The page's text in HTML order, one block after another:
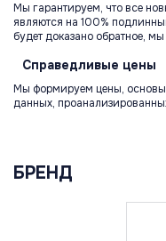
Мы гарантируем, что все
являются на 100%
будет доказано обратное,
Справедливые цены
Мы формируем цены,
данных,
БРЕНД